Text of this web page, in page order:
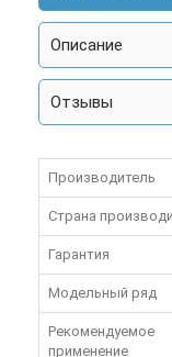
Описание
Отзывы
Производитель
Страна
Гарантия
Модельный ряд
Рекомендуемое
применение